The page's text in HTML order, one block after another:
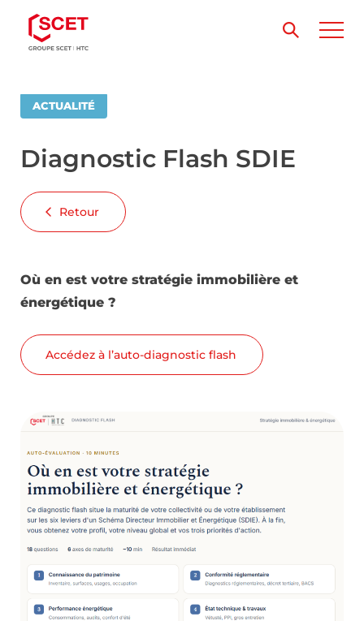
ACTUALITÉ
Diagnostic Flash SDIE
Retour
Où en est votre stratégie immobilière et
énergétique ?
Accédez à l’auto-diagnostic flash